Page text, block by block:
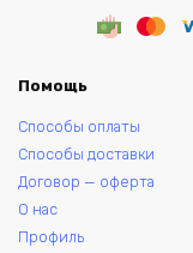
Помощь
Способы оплаты
Способы доставки
Договор — оферта
О нас
Профиль